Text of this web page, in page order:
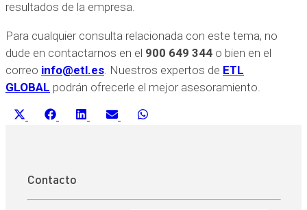
resultados de la empresa.
Para cualquier consulta relacionada con este tema, no
dude en contactarnos en el 900 649 344 o bien en el
correo info@etl.es. Nuestros expertos de ETL
GLOBAL podrán ofrecerle el mejor asesoramiento.
CompartirCompartir
FacebookCompartir
LinkedInCompartir
Email
Contacto